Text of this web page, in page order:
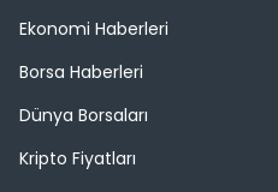
Ekonomi Haberleri
Borsa Haberleri
Dünya Borsaları
Kripto Fiyatları